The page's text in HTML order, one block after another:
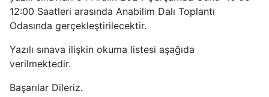
12:00 Saatleri arasında Anabilim Dalı Toplantı
Odasında gerçekleştirilecektir.
Yazılı sınava ilişkin okuma listesi aşağıda
verilmektedir.
Başarılar Dileriz.